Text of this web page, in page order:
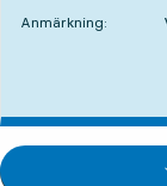
Anmärkning: